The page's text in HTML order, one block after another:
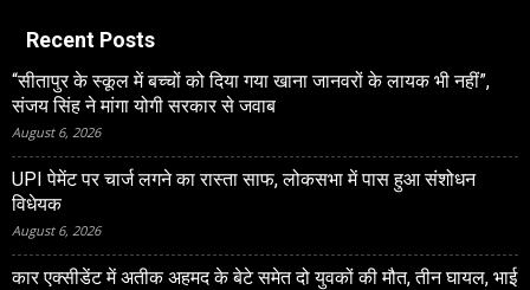
Recent Posts
“सीतापुर के स्‍कूल में बच्‍चों को दिया गया खाना जानवरों के लायक भी नहीं”,
संजय सिंह ने मांगा योगी सरकार से जवाब
August 6, 2026
UPI पेमेंट पर चार्ज लगने का रास्ता साफ, लोकसभा में पास हुआ संशोधन
विधेयक
August 6, 2026
कार एक्सीडेंट में अतीक अहमद के बेटे समेत दो युवकों की मौत, तीन घायल, भाई